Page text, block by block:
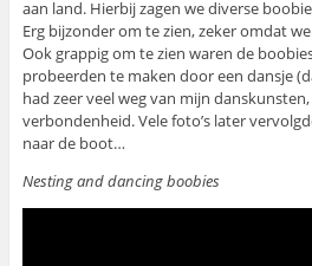
aan land. Hierbij zagen we diverse
Erg bijzonder om te zien, zeker omdat
Ook grappig om te zien waren de
probeerden te maken door een dansje
had zeer veel weg van mijn
verbondenheid. Vele foto’s later
naar de boot…
Nesting and dancing boobies